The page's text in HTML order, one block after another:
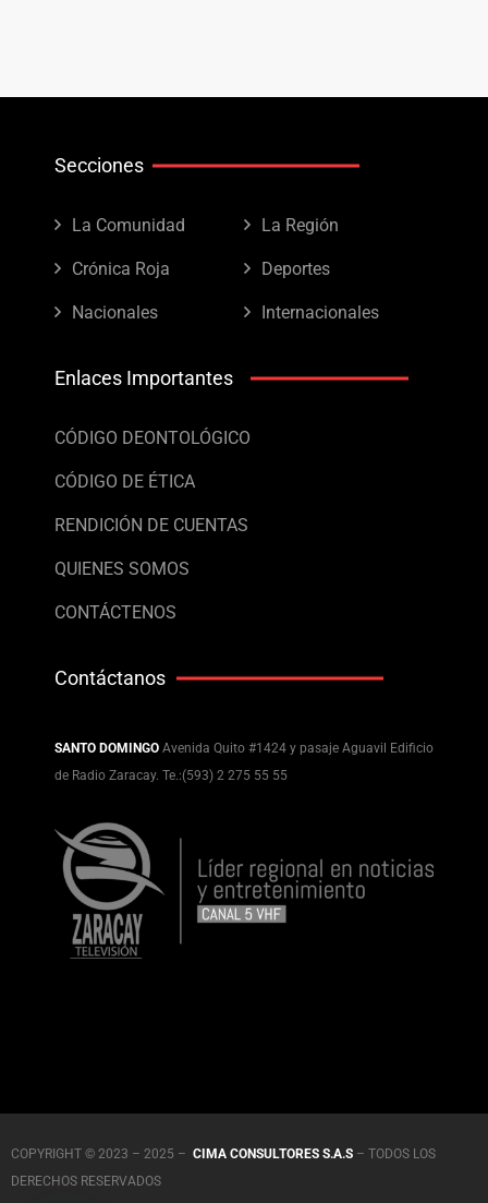
Secciones
La Comunidad La Región
Crónica Roja Deportes
Nacionales Internacionales
Enlaces Importantes
CÓDIGO DEONTOLÓGICO
CÓDIGO DE ÉTICA
RENDICIÓN DE CUENTAS
QUIENES SOMOS
CONTÁCTENOS
Contáctanos
SANTO DOMINGO Avenida Quito #1424 y pasaje Aguavil Edificio
de Radio Zaracay. Te.:(593) 2 275 55 55
COPYRIGHT © 2023 – 2025 – CIMA CONSULTORES S.A.S – TODOS LOS
DERECHOS RESERVADOS